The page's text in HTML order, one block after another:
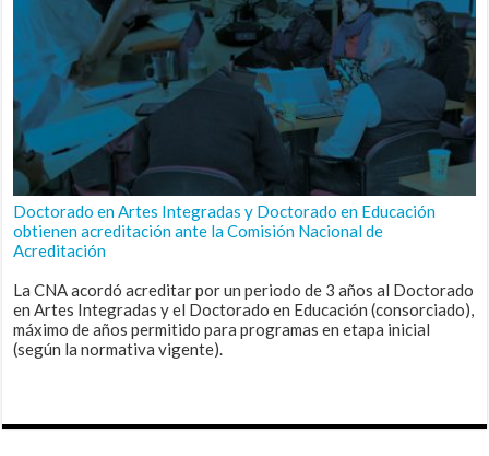
Doctorado en Artes Integradas y Doctorado en Educación
obtienen acreditación ante la Comisión Nacional de
Acreditación
La CNA acordó acreditar por un periodo de 3 años al Doctorado
en Artes Integradas y el Doctorado en Educación (consorciado),
máximo de años permitido para programas en etapa inicial
(según la normativa vigente).